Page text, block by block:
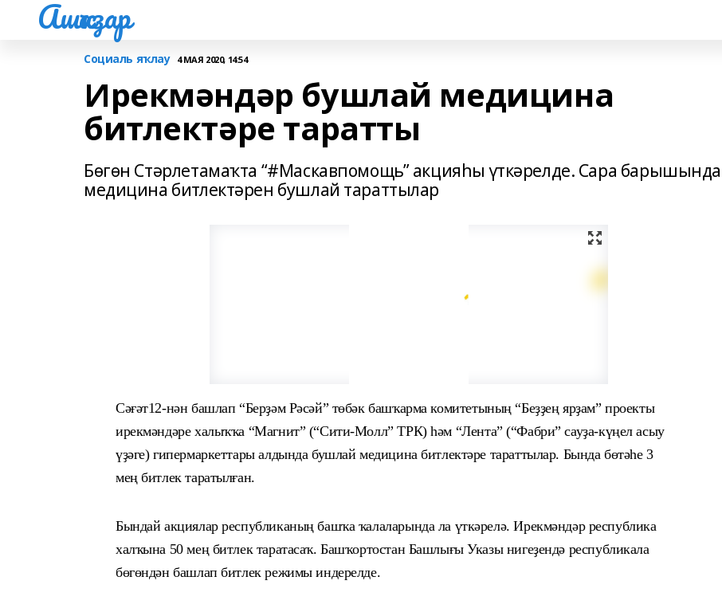
Ашҡаҙар
Социаль яҡлау 4 МАЯ 2020, 14:54
Ирекмәндәр бушлай медицина
битлектәре таратты
Бөгөн Стәрлетамаҡта “#Маскавпомощь” акцияһы үткәрелде. Сара барышында
медицина битлектәрен бушлай тараттылар
Сәғәт12-нән башлап “Берҙәм Рәсәй” төбәк башҡарма комитетының “Беҙҙең ярҙам” проекты
ирекмәндәре халыҡҡа “Магнит” (“Сити-Молл” ТРК) һәм “Лента” (“Фабри” сауҙа-күңел асыу
үҙәге) гипермаркеттары алдында бушлай медицина битлектәре тараттылар. Бында бөтәһе 3
мең битлек таратылған.
Бындай акциялар республиканың башҡа ҡалаларында ла үткәрелә. Ирекмәндәр республика
халҡына 50 мең битлек таратасаҡ. Башҡортостан Башлығы Указы нигеҙендә республикала
бөгөндән башлап битлек режимы индерелде.